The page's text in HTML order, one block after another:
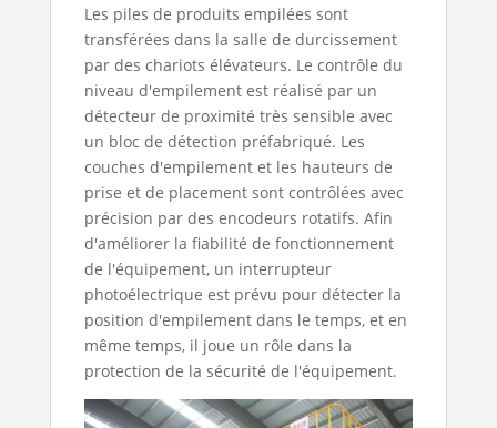
Les piles de produits empilées sont
transférées dans la salle de durcissement
par des chariots élévateurs. Le contrôle du
niveau d'empilement est réalisé par un
détecteur de proximité très sensible avec
un bloc de détection préfabriqué. Les
couches d'empilement et les hauteurs de
prise et de placement sont contrôlées avec
précision par des encodeurs rotatifs. Afin
d'améliorer la fiabilité de fonctionnement
de l'équipement, un interrupteur
photoélectrique est prévu pour détecter la
position d'empilement dans le temps, et en
même temps, il joue un rôle dans la
protection de la sécurité de l'équipement.